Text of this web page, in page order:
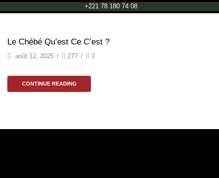
+221 78 180 74 08
Le Chébé Qu’est Ce C’est ?
août 12, 2025 / 277 / 0
CONTINUE READING